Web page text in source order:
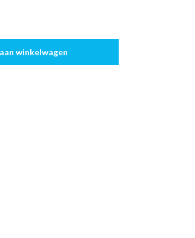
winkelwagen